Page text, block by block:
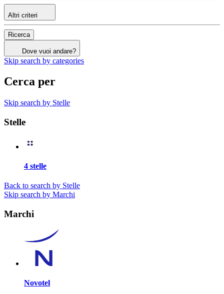
Altri criteri
Ricerca
Dove vuoi andare?
Skip search by categories
Cerca per
Skip search by Stelle
Stelle
4 stelle
Back to search by Stelle
Skip search by Marchi
Marchi
Novotel